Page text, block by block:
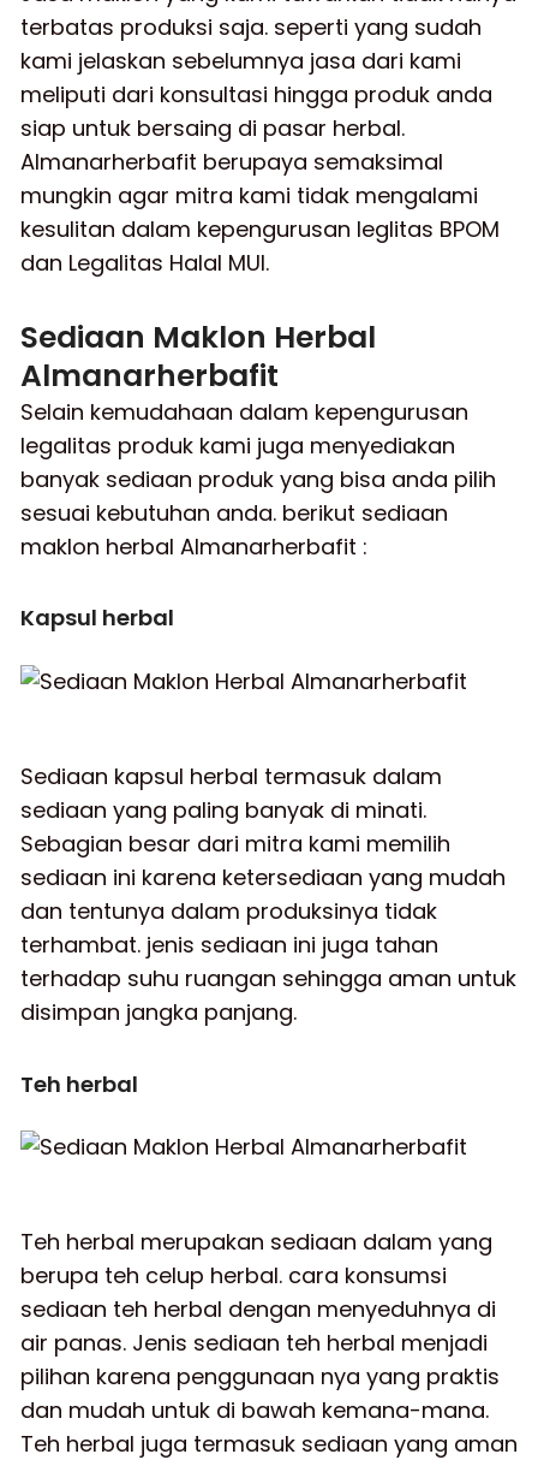
terbatas produksi saja. seperti yang sudah
kami jelaskan sebelumnya jasa dari kami
meliputi dari konsultasi hingga produk anda
siap untuk bersaing di pasar herbal.
Almanarherbafit berupaya semaksimal
mungkin agar mitra kami tidak mengalami
kesulitan dalam kepengurusan leglitas BPOM
dan Legalitas Halal MUI.
Sediaan Maklon Herbal
Almanarherbafit
Selain kemudahaan dalam kepengurusan
legalitas produk kami juga menyediakan
banyak sediaan produk yang bisa anda pilih
sesuai kebutuhan anda. berikut sediaan
maklon herbal Almanarherbafit :
Kapsul herbal
Sediaan kapsul herbal termasuk dalam
sediaan yang paling banyak di minati.
Sebagian besar dari mitra kami memilih
sediaan ini karena ketersediaan yang mudah
dan tentunya dalam produksinya tidak
terhambat. jenis sediaan ini juga tahan
terhadap suhu ruangan sehingga aman untuk
disimpan jangka panjang.
Teh herbal
Teh herbal merupakan sediaan dalam yang
berupa teh celup herbal. cara konsumsi
sediaan teh herbal dengan menyeduhnya di
air panas. Jenis sediaan teh herbal menjadi
pilihan karena penggunaan nya yang praktis
dan mudah untuk di bawah kemana-mana.
Teh herbal juga termasuk sediaan yang aman